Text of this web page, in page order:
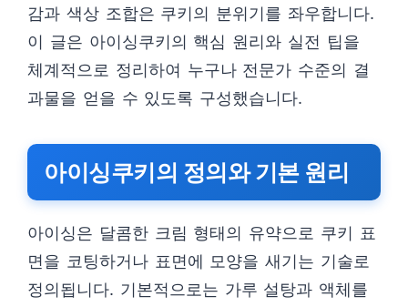
감과 색상 조합은 쿠키의 분위기를 좌우합니다.
이 글은 아이싱쿠키의 핵심 원리와 실전 팁을
체계적으로 정리하여 누구나 전문가 수준의 결
과물을 얻을 수 있도록 구성했습니다.
아이싱쿠키의 정의와 기본 원리
아이싱은 달콤한 크림 형태의 유약으로 쿠키 표
면을 코팅하거나 표면에 모양을 새기는 기술로
정의됩니다. 기본적으로는 가루 설탕과 액체를